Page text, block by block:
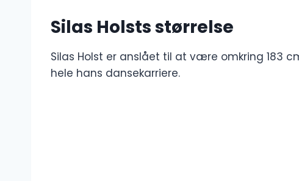
Silas Holsts størrelse
Silas Holst er anslået til at være omkring 183
hele hans dansekarriere.